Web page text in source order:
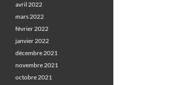
avril 2022
mars 2022
février 2022
janvier 2022
décembre 2021
novembre 2021
octobre 2021